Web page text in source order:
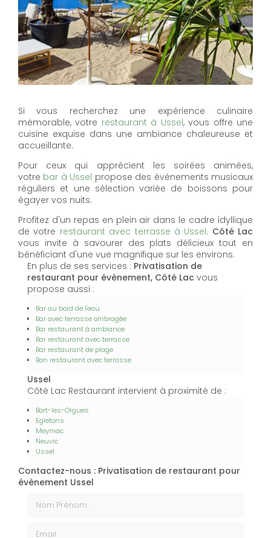
Si vous recherchez une expérience culinaire
mémorable, votre restaurant à Ussel, vous offre une
cuisine exquise dans une ambiance chaleureuse et
accueillante.
Pour ceux qui apprécient les soirées animées,
votre bar à Ussel propose des événements musicaux
réguliers et une sélection variée de boissons pour
égayer vos nuits.
Profitez d'un repas en plein air dans le cadre idyllique
de votre restaurant avec terrasse à Ussel. Côté Lac
vous invite à savourer des plats délicieux tout en
bénéficiant d'une vue magnifique sur les environs.
En plus de ses services : Privatisation de
restaurant pour évènement, Côté Lac vous
propose aussi :
Bar au bord de l'eau
Bar avec terrasse ombragée
Bar restaurant à ambiance
Bar restaurant avec terrasse
Bar restaurant de plage
Bon restaurant avec terrasse
Ussel
Côté Lac Restaurant intervient à proximité de :
Bort-les-Orgues
Egletons
Meymac
Neuvic
Ussel
Contactez-nous : Privatisation de restaurant pour
évènement Ussel